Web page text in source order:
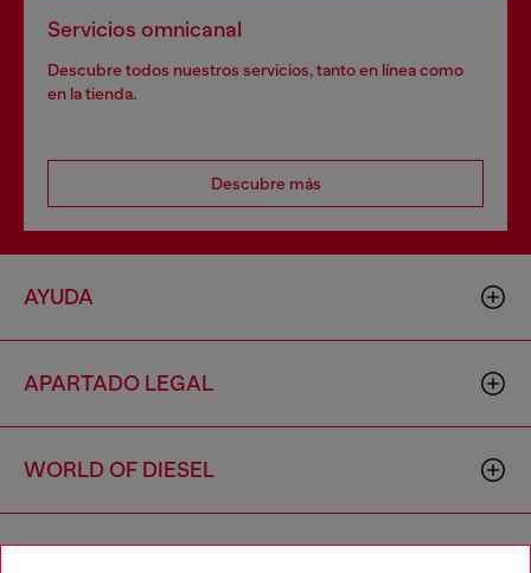
Servicios omnicanal
Descubre todos nuestros servicios, tanto en línea como
en la tienda.
Descubre más
AYUDA
APARTADO LEGAL
WORLD OF DIESEL